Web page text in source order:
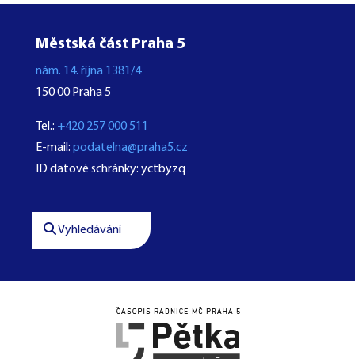
Městská část Praha 5
nám. 14. října 1381/4
150 00 Praha 5
Tel.: +420 257 000 511
E-mail: podatelna@praha5.cz
ID datové schránky: yctbyzq
Vyhledávání
 